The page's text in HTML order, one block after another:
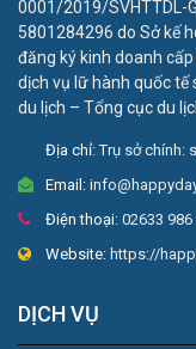
0001/2019/SVHTTDL-
5801284296 do Sở kế
đăng ký kinh doanh
dịch vụ lữ hành quốc
du lịch – Tổng cục du
Địa chỉ:Trụ sở chính:
Email:
Điện thoại: 02633
Website: https://
DỊCH VỤ